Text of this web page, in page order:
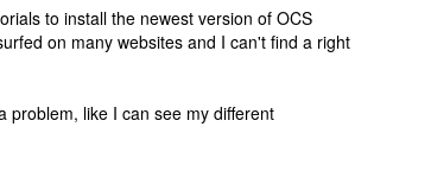
to install the newest version of OCS
on many websites and I can't find a right
problem, like I can see my different